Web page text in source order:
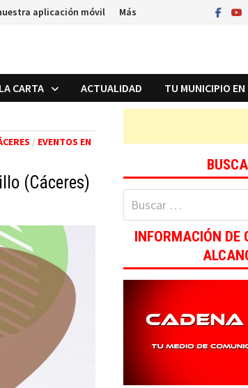
aplicación móvil Más
CARTA ACTUALIDAD TU MUNICIPIO EN
/ EVENTOS EN
(Cáceres)
Buscar:
INFORMACIÓN DE